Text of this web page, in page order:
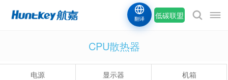
低碳联盟
翻译
CPU散热器
电源 显示器 机箱